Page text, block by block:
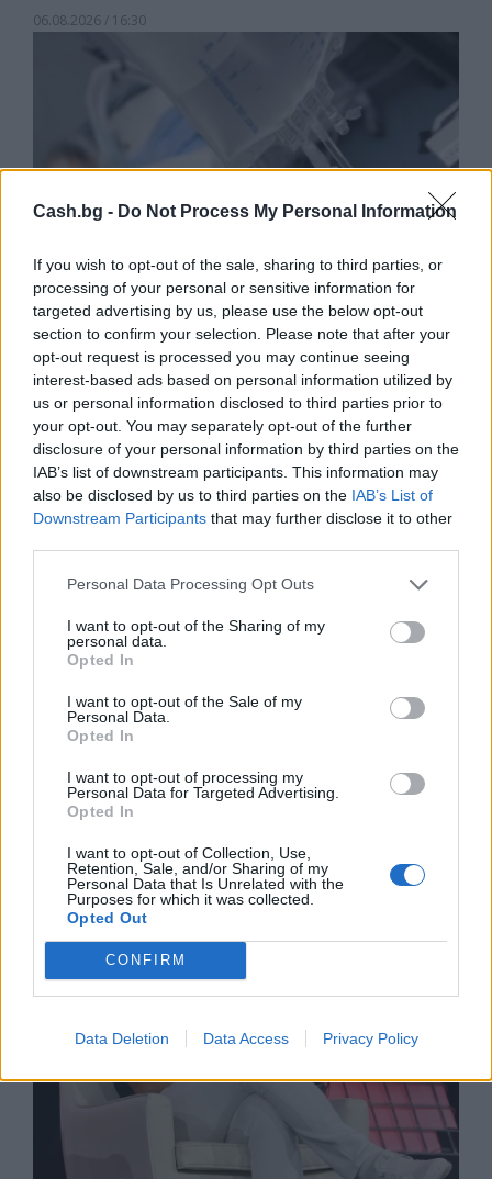
Cash.bg - Do Not Process My Personal Information
If you wish to opt-out of the sale, sharing to third parties, or
processing of your personal or sensitive information for
targeted advertising by us, please use the below opt-out
section to confirm your selection. Please note that after your
opt-out request is processed you may continue seeing
interest-based ads based on personal information utilized by
us or personal information disclosed to third parties prior to
your opt-out. You may separately opt-out of the further
disclosure of your personal information by third parties on the
IAB’s list of downstream participants. This information may
also be disclosed by us to third parties on the IAB’s List of
Downstream Participants that may further disclose it to other
Personal Data Processing Opt Outs
I want to opt-out of the Sharing of my
personal data.
Opted In
I want to opt-out of the Sale of my
Personal Data.
Opted In
I want to opt-out of processing my
Personal Data for Targeted Advertising.
Opted In
I want to opt-out of Collection, Use,
Retention, Sale, and/or Sharing of my
Personal Data that Is Unrelated with the
Purposes for which it was collected.
Opted Out
CONFIRM
Data Deletion Data Access Privacy Policy
06.08.2026 / 16:30
Ню Йорк стана 14-ият щат на САЩ, в
който е разрешена евтаназията
06.08.2026 / 16:00
Спадането на Дунав принуди Румъния
да възобнови работата на въглищна
електроцентрала
06.08.2026 / 15:30